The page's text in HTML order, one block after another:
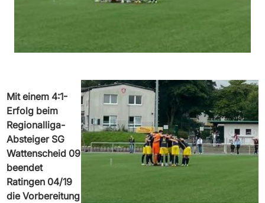
Mit einem 4:1-
Erfolg beim
Regionalliga-
Absteiger SG
Wattenscheid 09
beendet
Ratingen 04/19
die Vorbereitung